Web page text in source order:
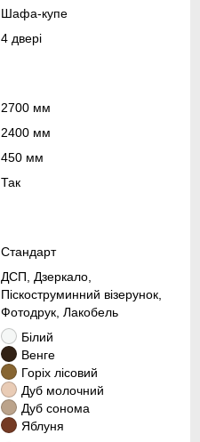
Шафа-купе
4 двері
2700 мм
2400 мм
450 мм
Так
Стандарт
ДСП, Дзеркало,
Піскоструминний візерунок,
Фотодрук, Лакобель
Білий
Венге
Горіх лісовий
Дуб молочний
Дуб сонома
Яблуня